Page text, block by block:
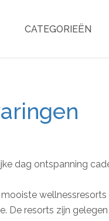
CATEGORIEËN
dag ontspanning
De resorts zijn